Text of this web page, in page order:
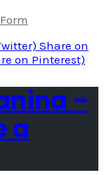
Share on
on Pinterest)
–
a